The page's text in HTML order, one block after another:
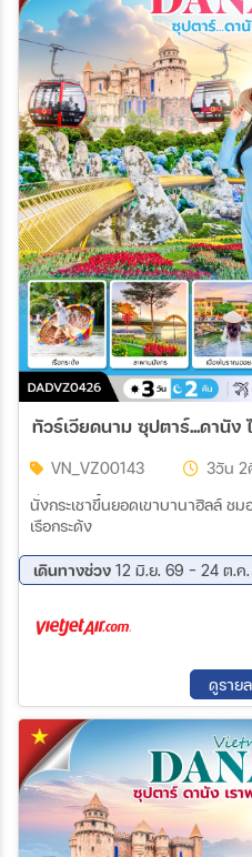
ทัวร์เวียดนาม ซุปตาร์...ดานั
VN_VZ00143 3วัน 2
นั่งกระเชาขึ้นยอดเขาบานาฮิลล์ ช
เรือกระด้ง
เดินทางช่วง 12 มิ.ย. 69 - 24 ต.ค
04 ก.ย. 69 - 06 ก.ย. 69
ดูราย